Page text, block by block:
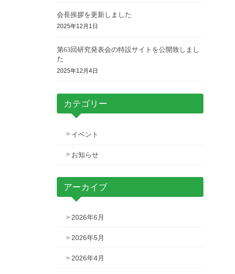
会長挨拶を更新しました
2025年12月1日
第63回研究発表会の特設サイトを公開致しまし
た
2025年12月4日
カテゴリー
イベント
お知らせ
アーカイブ
2026年6月
2026年5月
2026年4月